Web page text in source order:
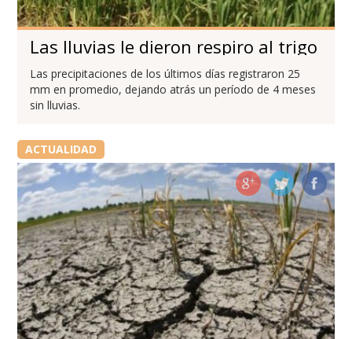
Las lluvias le dieron respiro al trigo
Las precipitaciones de los últimos días registraron 25
mm en promedio, dejando atrás un período de 4 meses
sin lluvias.
ACTUALIDAD